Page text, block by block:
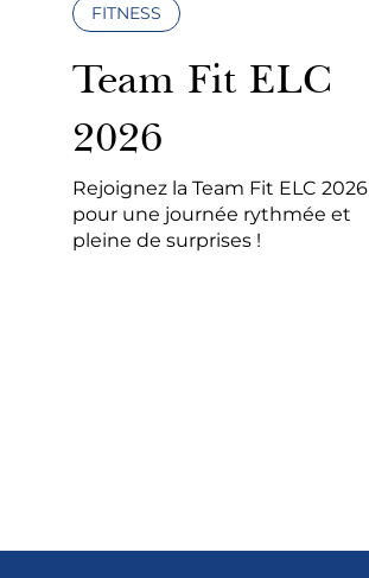
FITNESS
Team Fit ELC
2026
Rejoignez la Team Fit ELC 2026
pour une journée rythmée et
pleine de surprises !